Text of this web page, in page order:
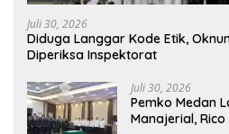
Juli 30, 2026
Diduga Langgar Kode Etik,
Diperiksa Inspektorat
Juli 30, 2026
Pemko Medan
Manajerial,